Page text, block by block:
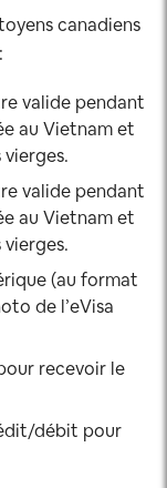
canadiens
valide pendant
au Vietnam et
valide pendant
au Vietnam et
(au format
de l’eVisa
recevoir le
débit pour